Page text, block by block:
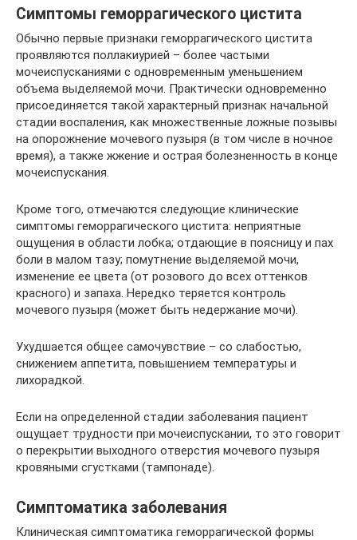
Симптомы геморрагического цистита
Обычно первые признаки геморрагического цистита
проявляются поллакиурией – более частыми
мочеиспусканиями с одновременным уменьшением
объема выделяемой мочи. Практически одновременно
присоединяется такой характерный признак начальной
стадии воспаления, как множественные ложные позывы
на опорожнение мочевого пузыря (в том числе в ночное
время), а также жжение и острая болезненность в конце
мочеиспускания.
Кроме того, отмечаются следующие клинические
симптомы геморрагического цистита: неприятные
ощущения в области лобка; отдающие в поясницу и пах
боли в малом тазу; помутнение выделяемой мочи,
изменение ее цвета (от розового до всех оттенков
красного) и запаха. Нередко теряется контроль
мочевого пузыря (может быть недержание мочи).
Ухудшается общее самочувствие – со слабостью,
снижением аппетита, повышением температуры и
лихорадкой.
Если на определенной стадии заболевания пациент
ощущает трудности при мочеиспускании, то это говорит
о перекрытии выходного отверстия мочевого пузыря
кровяными сгустками (тампонаде).
Симптоматика заболевания
Клиническая симптоматика геморрагической формы